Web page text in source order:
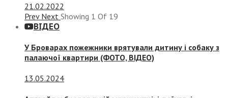
21.02.2022
Prev Next Showing 1 Of 19
ВІДЕО
У Броварах пожежники врятували дитину і собаку з
палаючої квартири (ФОТО, ВІДЕО)
13.05.2024